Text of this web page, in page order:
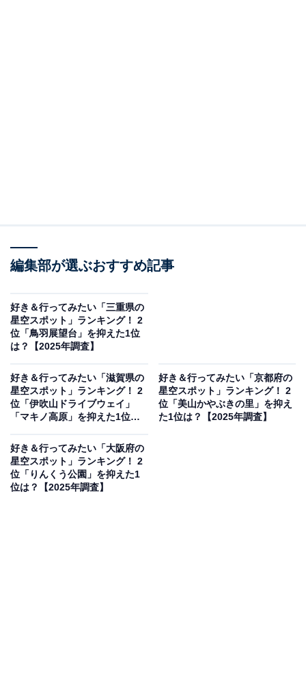
を堪能できます。ロープウェイや車でもアクセスできる
回答者からは「掬星台の夜景は本当に綺麗で、地上の星
空と天空の星空を両方見られます。大好きなスポットで
いう名前が天体観測に向いていそう」（20代女性／青森
県）、「“掬えるほどの星”という名前の通り、夜景と星
空のコラボが絶景。六甲山系の高所ならではの空気の澄
りました。
編集部が選ぶおすすめ記事
好き＆行ってみたい「三重県の
星空スポット」ランキング！ 2
位「鳥羽展望台」を抑えた1位
は？【2025年調査】
好き＆行ってみたい「滋賀県の
星空スポット」ランキング！ 2
位「伊吹山ドライブウェイ」
「マキノ高原」を抑えた1位
好き＆行ってみたい「京都府の
星空スポット」ランキング！ 2
位「美山かやぶきの里」を抑え
た1位は？【2025年調査】
好き＆行ってみたい「大阪府の
星空スポット」ランキング！ 2
位「りんくう公園」を抑えた1
位は？【2025年調査】